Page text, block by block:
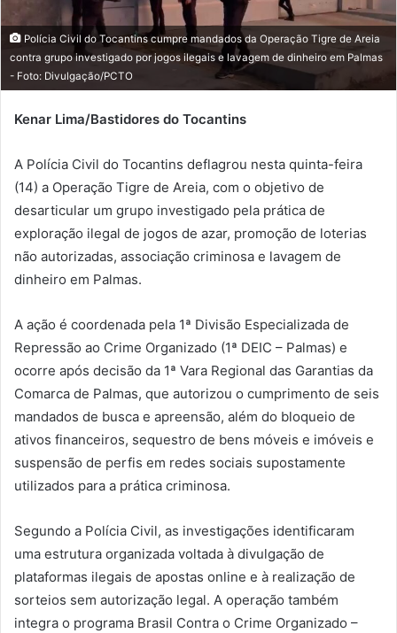
a
i
Polícia Civil do Tocantins cumpre mandados da Operação Tigre de Areia
contra grupo investigado por jogos ilegais e lavagem de dinheiro em Palmas
- Foto: Divulgação/PCTO
Kenar Lima/Bastidores do Tocantins
A Polícia Civil do Tocantins deflagrou nesta quinta-feira
(14) a Operação Tigre de Areia, com o objetivo de
desarticular um grupo investigado pela prática de
exploração ilegal de jogos de azar, promoção de loterias
não autorizadas, associação criminosa e lavagem de
dinheiro em Palmas.
A ação é coordenada pela 1ª Divisão Especializada de
Repressão ao Crime Organizado (1ª DEIC – Palmas) e
ocorre após decisão da 1ª Vara Regional das Garantias da
Comarca de Palmas, que autorizou o cumprimento de seis
mandados de busca e apreensão, além do bloqueio de
ativos financeiros, sequestro de bens móveis e imóveis e
suspensão de perfis em redes sociais supostamente
utilizados para a prática criminosa.
Segundo a Polícia Civil, as investigações identificaram
uma estrutura organizada voltada à divulgação de
plataformas ilegais de apostas online e à realização de
sorteios sem autorização legal. A operação também
integra o programa Brasil Contra o Crime Organizado –